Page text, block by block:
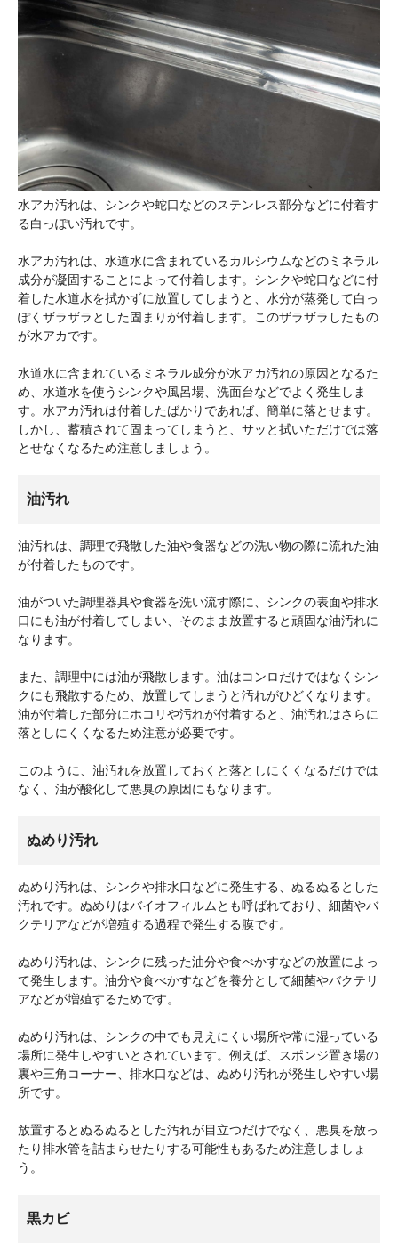
水アカ汚れは、シンクや蛇口などのステンレス部分などに付着す
る白っぽい汚れです。
水アカ汚れは、水道水に含まれているカルシウムなどのミネラル
成分が凝固することによって付着します。シンクや蛇口などに付
着した水道水を拭かずに放置してしまうと、水分が蒸発して白っ
ぽくザラザラとした固まりが付着します。このザラザラしたもの
が水アカです。
水道水に含まれているミネラル成分が水アカ汚れの原因となるた
め、水道水を使うシンクや風呂場、洗面台などでよく発生しま
す。水アカ汚れは付着したばかりであれば、簡単に落とせます。
しかし、蓄積されて固まってしまうと、サッと拭いただけでは落
とせなくなるため注意しましょう。
油汚れ
油汚れは、調理で飛散した油や食器などの洗い物の際に流れた油
が付着したものです。
油がついた調理器具や食器を洗い流す際に、シンクの表面や排水
口にも油が付着してしまい、そのまま放置すると頑固な油汚れに
なります。
また、調理中には油が飛散します。油はコンロだけではなくシン
クにも飛散するため、放置してしまうと汚れがひどくなります。
油が付着した部分にホコリや汚れが付着すると、油汚れはさらに
落としにくくなるため注意が必要です。
このように、油汚れを放置しておくと落としにくくなるだけでは
なく、油が酸化して悪臭の原因にもなります。
ぬめり汚れ
ぬめり汚れは、シンクや排水口などに発生する、ぬるぬるとした
汚れです。ぬめりはバイオフィルムとも呼ばれており、細菌やバ
クテリアなどが増殖する過程で発生する膜です。
ぬめり汚れは、シンクに残った油分や食べかすなどの放置によっ
て発生します。油分や食べかすなどを養分として細菌やバクテリ
アなどが増殖するためです。
ぬめり汚れは、シンクの中でも見えにくい場所や常に湿っている
場所に発生しやすいとされています。例えば、スポンジ置き場の
裏や三角コーナー、排水口などは、ぬめり汚れが発生しやすい場
所です。
放置するとぬるぬるとした汚れが目立つだけでなく、悪臭を放っ
たり排水管を詰まらせたりする可能性もあるため注意しましょ
う。
黒カビ